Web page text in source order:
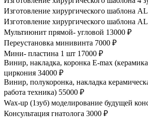
Изготовление хирургического шаблона
Изготовление хирургического шаблона
Мультиюнит прямой- угловой 13000 ₽
Переустановка минивинта 7000 ₽
Мини- пластина 1 шт 17000 ₽
Винир, накладка, коронка E-max
циркония 34000 ₽
Винир, полукоронка, накладка
работа техника) 55000 ₽
Wax-up (1зуб) моделирование будущей
Консультация гнатолога 3000 ₽